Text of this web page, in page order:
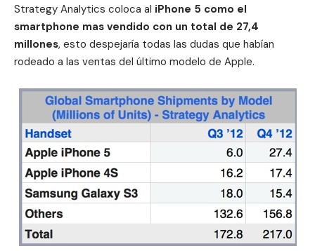
Strategy Analytics coloca al iPhone 5 como el
smartphone mas vendido con un total de 27,4
millones, esto despejaría todas las dudas que habían
rodeado a las ventas del último modelo de Apple.